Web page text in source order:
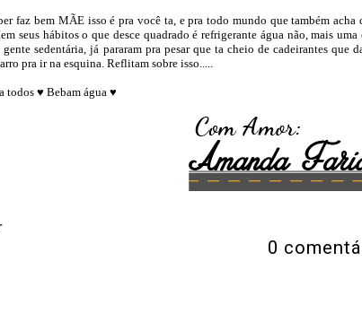
faz bem MÃE isso é pra você ta, e pra todo mundo que também acha
seus hábitos o que desce quadrado é refrigerante água não, mais uma
sedentária, já pararam pra pesar que ta cheio de cadeirantes que
pra ir na esquina. Reflitam sobre isso.....
todos ♥ Bebam água ♥
0